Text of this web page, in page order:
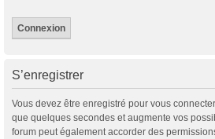
S’enregistrer
Vous devez être enregistré pour vous
que quelques secondes et augmente vos
forum peut également accorder des